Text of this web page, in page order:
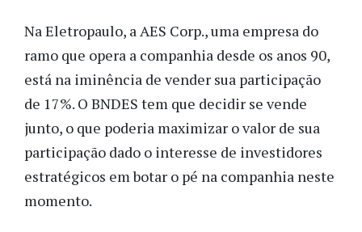
Na Eletropaulo, a AES Corp., uma empresa do
ramo que opera a companhia desde os anos 90,
está na iminência de vender sua participação
de 17%. O BNDES tem que decidir se vende
junto, o que poderia maximizar o valor de sua
participação dado o interesse de investidores
estratégicos em botar o pé na companhia neste
momento.